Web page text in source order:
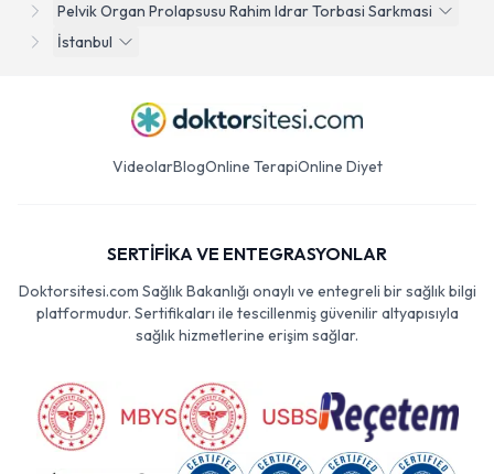
Pelvik Organ Prolapsusu Rahim Idrar Torbasi Sarkmasi
İstanbul
VideolarBlogOnline TerapiOnline Diyet
SERTİFİKA VE ENTEGRASYONLAR
Doktorsitesi.com Sağlık Bakanlığı onaylı ve entegreli bir sağlık bilgi
platformudur. Sertifikaları ile tescillenmiş güvenilir altyapısıyla
sağlık hizmetlerine erişim sağlar.